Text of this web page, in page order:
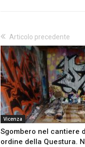
Articolo precedente
Vicenza
Sgombero nel cantiere
ordine della Questura.